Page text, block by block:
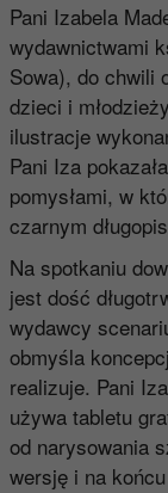
Pani Izabela
wydawnictwami
Sowa), do chwili
dzieci i
ilustracje
Pani Iza
pomysłami, w
czarnym
Na spotkaniu
jest dość
wydawcy
obmyśla
realizuje. Pani
używa tabletu
od narysowania
wersję i na